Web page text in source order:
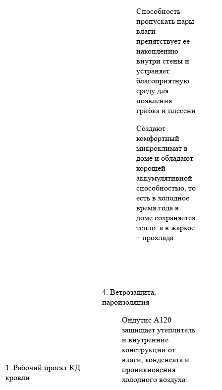
Способность
пропускать пары
влаги
препятствует ее
накоплению
внутри стены и
устраняет
благоприятную
среду для
появления
грибка и плесени
Создают
комфортный
микроклимат в
доме и обладают
хорошей
аккумулятивной
способностью, то
есть в холодное
время года в
доме сохраняется
тепло, а в жаркое
– прохлада.
1. Рабочий проект КД
кровли
4. Ветрозащита,
пароизоляция
Ондутис А120
защищает утеплитель
и внутренние
конструкции от
влаги, конденсата и
проникновения
холодного воздуха.